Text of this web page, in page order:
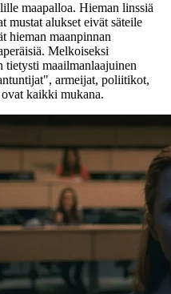
maapalloa. Hieman linssiä
mustat alukset eivät säteile
hieman maanpinnan
Melkoiseksi
maailmanlaajuinen
armeijat, poliitikot,
kaikki mukana.